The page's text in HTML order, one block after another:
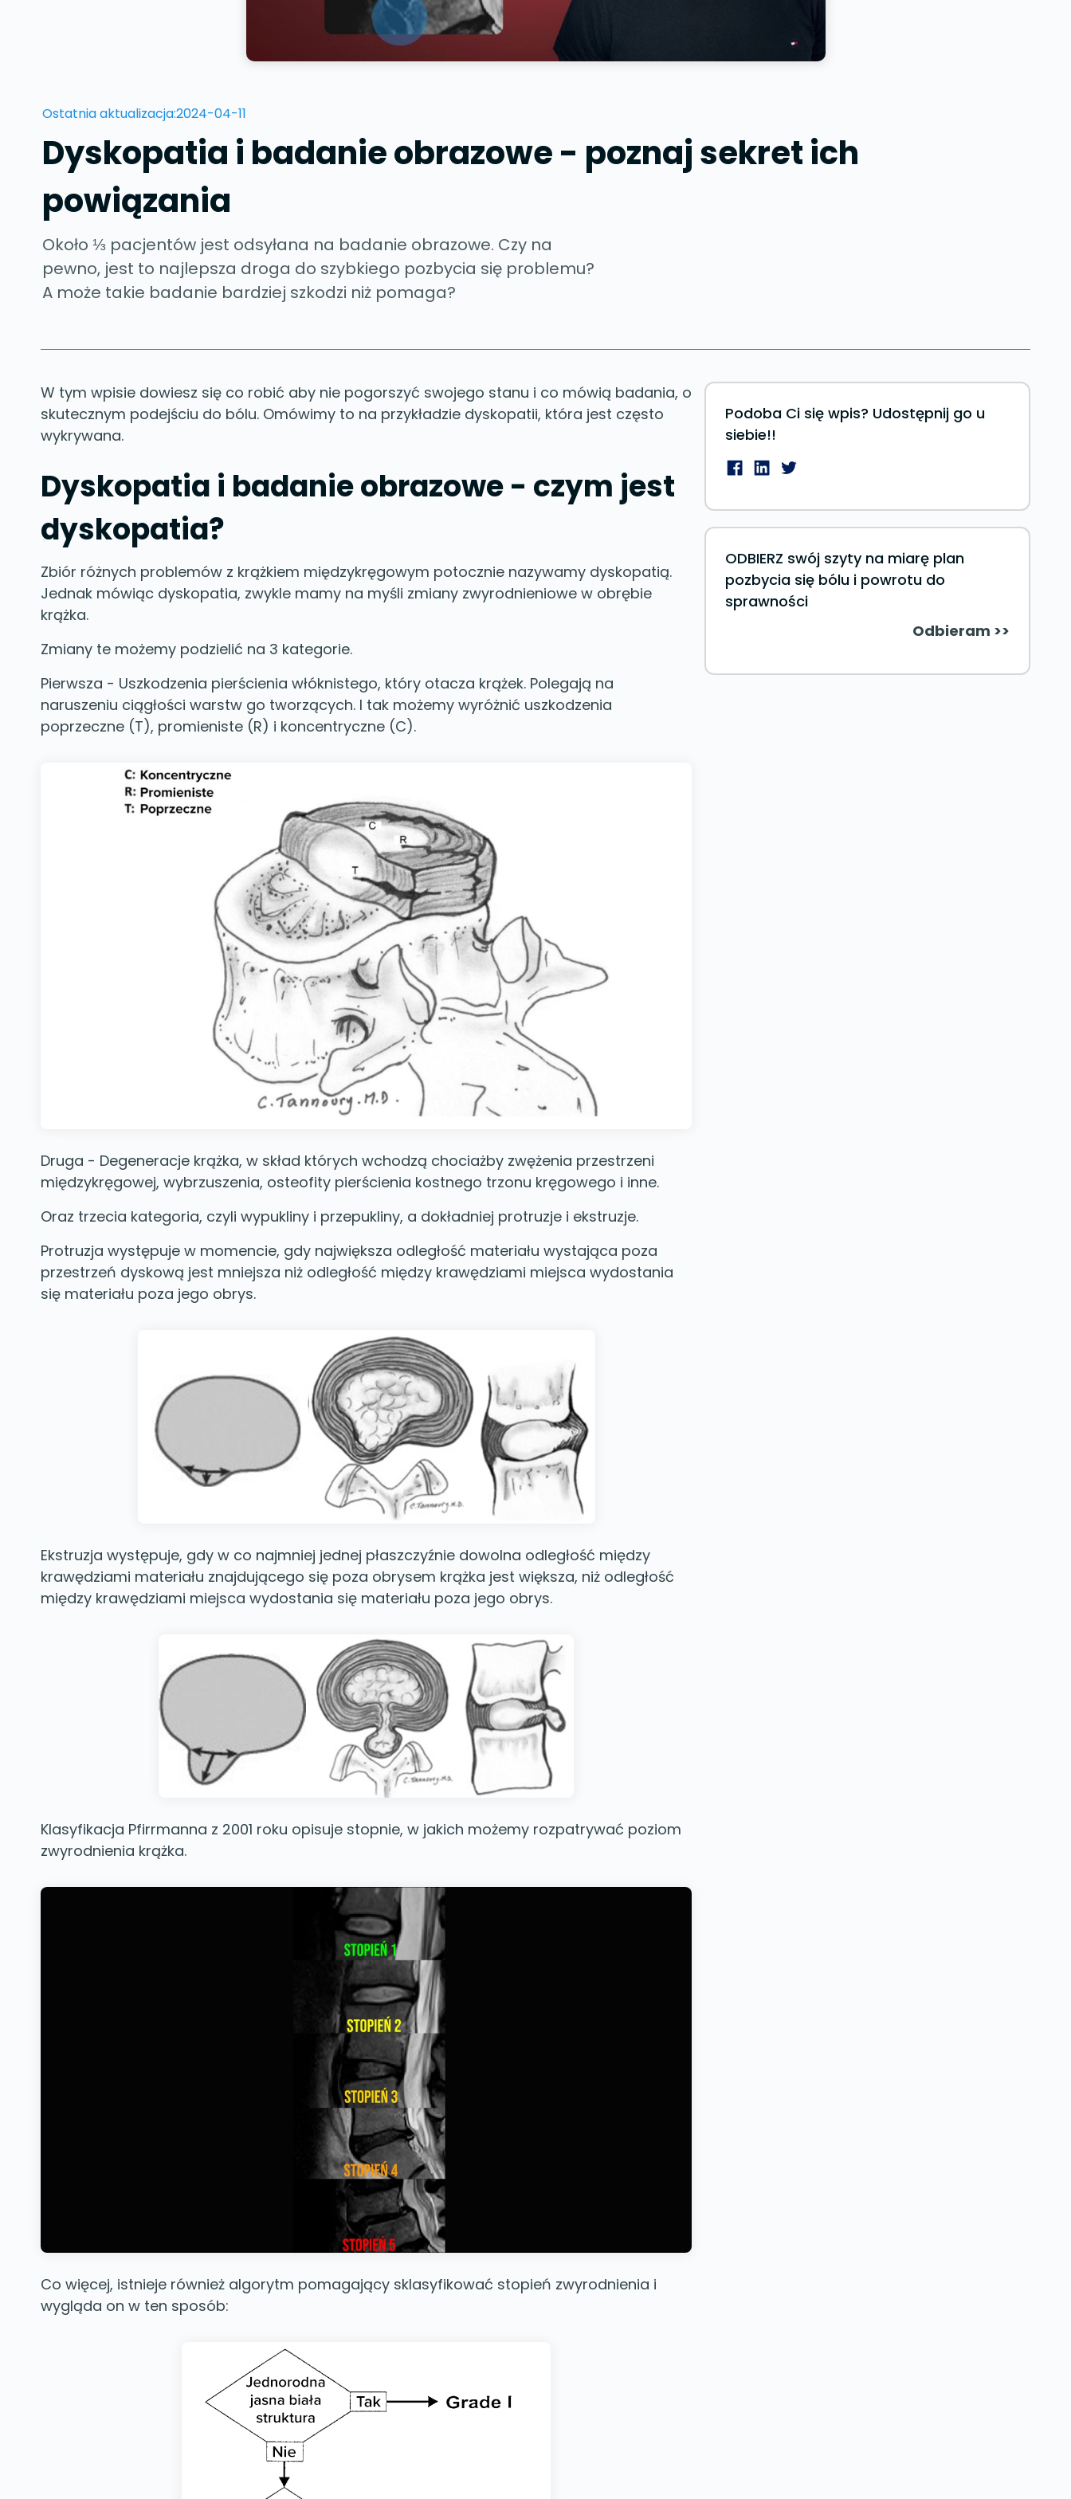
Ostatnia aktualizacja:2024-04-11
Dyskopatia i badanie obrazowe - poznaj sekret ich
powiązania
Około ⅓ pacjentów jest odsyłana na badanie obrazowe. Czy na
pewno, jest to najlepsza droga do szybkiego pozbycia się problemu?
A może takie badanie bardziej szkodzi niż pomaga?
W tym wpisie dowiesz się co robić aby nie pogorszyć swojego stanu i co mówią badania, o
skutecznym podejściu do bólu. Omówimy to na przykładzie dyskopatii, która jest często
wykrywana.
Dyskopatia i badanie obrazowe - czym jest
dyskopatia?
Zbiór różnych problemów z krążkiem międzykręgowym potocznie nazywamy dyskopatią.
Jednak mówiąc dyskopatia, zwykle mamy na myśli zmiany zwyrodnieniowe w obrębie
krążka.
Zmiany te możemy podzielić na 3 kategorie.
Pierwsza - Uszkodzenia pierścienia włóknistego, który otacza krążek. Polegają na
naruszeniu ciągłości warstw go tworzących. I tak możemy wyróżnić uszkodzenia
poprzeczne (T), promieniste (R) i koncentryczne (C).
Druga - Degeneracje krążka, w skład których wchodzą chociażby zwężenia przestrzeni
międzykręgowej, wybrzuszenia, osteofity pierścienia kostnego trzonu kręgowego i inne.
Oraz trzecia kategoria, czyli wypukliny i przepukliny, a dokładniej protruzje i ekstruzje.
Protruzja występuje w momencie, gdy największa odległość materiału wystająca poza
przestrzeń dyskową jest mniejsza niż odległość między krawędziami miejsca wydostania
się materiału poza jego obrys.
Ekstruzja występuje, gdy w co najmniej jednej płaszczyźnie dowolna odległość między
krawędziami materiału znajdującego się poza obrysem krążka jest większa, niż odległość
między krawędziami miejsca wydostania się materiału poza jego obrys.
Klasyfikacja Pfirrmanna z 2001 roku opisuje stopnie, w jakich możemy rozpatrywać poziom
zwyrodnienia krążka.
Co więcej, istnieje również algorytm pomagający sklasyfikować stopień zwyrodnienia i
wygląda on w ten sposób:
Podoba Ci się wpis? Udostępnij go u
siebie!!
ODBIERZ swój szyty na miarę plan
pozbycia się bólu i powrotu do
sprawności
Odbieram >>